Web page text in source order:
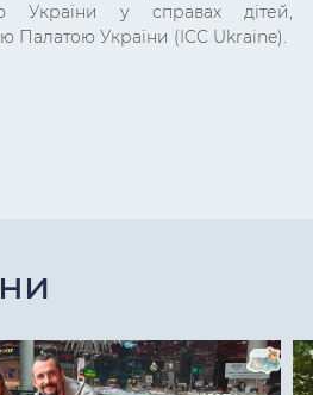
України у справах дітей,
Палатою України (ICC Ukraine).